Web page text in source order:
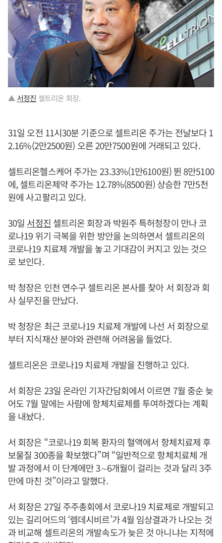
▲서정진 셀트리온 회장.
31일 오전 11시30분 기준으로 셀트리온 주가는 전날보다 1
2.16%(2만2500원) 오른 20만7500원에 거래되고 있다.
셀트리온헬스케어 주가는 23.33%(1만6100원) 뛴 8만5100
에, 셀트리온제약 주가는 12.78%(8500원) 상승한 7만5천
원에 사고팔리고 있다.
30일 서정진 셀트리온 회장과 박원주 특허청장이 만나 코
로나19 위기 극복을 위한 방안을 논의하면서 셀트리온의
코로나19 치료제 개발을 놓고 기대감이 커지고 있는 것으
로 보인다.
박 청장은 인천 연수구 셀트리온 본사를 찾아 서 회장과 회
사 실무진을 만났다.
박 청장은 최근 코로나19 치료제 개발에 나선 서 회장으로
부터 지식재산 분야와 관련해 어려움을 들었다.
셀트리온은 코로나19 치료제 개발을 진행하고 있다.
서 회장은 23일 온라인 기자간담회에서 이르면 7월 중순 늦
어도 7월 말에는 사람에 항체치료제를 투여하겠다는 계획
을 내놨다.
서 회장은 “코로나19 회복 환자의 혈액에서 항체치료제 후
보물질 300종을 확보했다”며 “일반적으로 항체치료체 개
발 과정에서 이 단계에만 3∼6개월이 걸리는 것과 달리 3주
만에 마친 것”이라고 말했다.
서 회장은 27일 주주총회에서 코로나19 치료제로 개발되고
있는 길리어드의 ‘렘데시비르’가 4월 임상결과가 나오는 것
과 비교해 셀트리온의 개발속도가 늦은 것 아니냐는 지적에